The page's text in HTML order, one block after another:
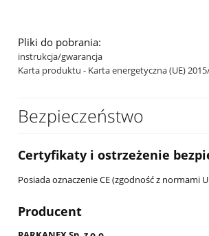
Pliki do pobrania:
instrukcja/gwarancja
Karta produktu - Karta energetyczna (UE)
Bezpieczeństwo
Certyfikaty i ostrzeżenie
Posiada oznaczenie CE (zgodność z normami
Producent